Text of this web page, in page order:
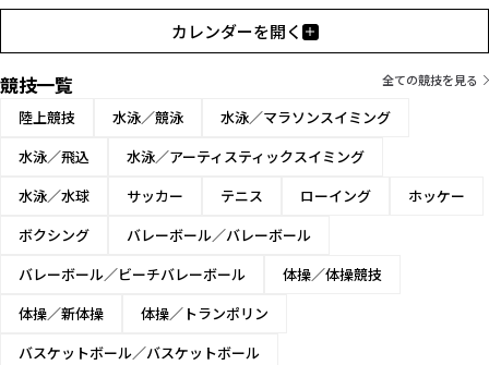
カレンダーを開く
競技一覧 全ての競技を見る
陸上競技 水泳／競泳
水泳／マラソンスイミング
水泳／飛込
水泳／アーティスティックスイミング
水泳／水球
サッカー テニス ローイング
ホッケー
ボクシング
バレーボール／バレーボール
バレーボール／ビーチバレーボール
体操／体操競技
体操／新体操
体操／トランポリン
バスケットボール／バスケットボール